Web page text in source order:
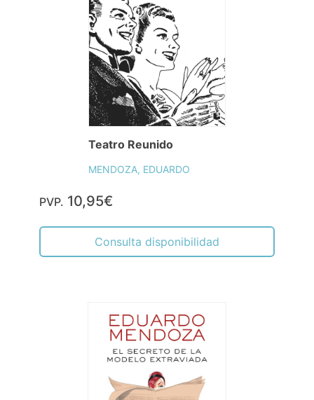
Teatro Reunido
MENDOZA, EDUARDO
PVP. 10,95€
Consulta disponibilidad